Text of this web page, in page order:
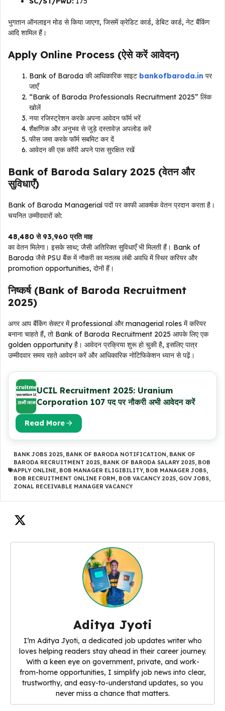
भुगतान ऑनलाइन मोड से किया जाएगा, जिसमें क्रेडिट कार्ड, डेबिट कार्ड, नेट बैंकिंग
आदि शामिल हैं।
Apply Online Process (ऐसे करें आवेदन)
Bank of Baroda की आधिकारिक साइट bankofbaroda.in पर
जाएँ
“Bank of Baroda Professionals Recruitment 2025” लिंक
खोलें
नया रजिस्ट्रेशन करके अपना आवेदन फॉर्म भरें
शैक्षणिक और अनुभव से जुड़े दस्तावेज़ अपलोड करें
फीस जमा करके फॉर्म सबमिट कर दें
आवेदन की एक कॉपी अपने पास सुरक्षित रखें
Bank of Baroda Salary 2025 (वेतन और
सुविधाएँ)
Bank of Baroda Managerial पदों पर काफी आकर्षक वेतन प्रदान करता है।
चयनित उम्मीदवारों को:
₹48,480 से ₹93,960 प्रति माह
का वेतन मिलेगा। इसके साथ; जैसी अतिरिक्त सुविधाएँ भी मिलती हैं। Bank of
Baroda जैसे PSU बैंक में नौकरी का मतलब लंबी अवधि में स्थिर करियर और
promotion opportunities, दोनों हैं।
निष्कर्ष (Bank of Baroda Recruitment
2025)
अगर आप बैंकिंग सेक्टर में professional और managerial roles में करियर
बनाना चाहते हैं, तो Bank of Baroda Recruitment 2025 आपके लिए एक
golden opportunity है। आवेदन प्रक्रिया शुरू हो चुकी है, इसलिए पात्र
उम्मीदवार समय रहते आवेदन करें और आधिकारिक नोटिफिकेशन ध्यान से पढ़ें।
UCIL Recruitment 2025: Uranium
Corporation 107 पद पर नौकरी अभी आवेदन करें
Read More
BANK JOBS 2025 BANK OF BARODA NOTIFICATION BANK OF
BARODA RECRUITMENT 2025 BANK OF BARODA SALARY 2025 BOB
APPLY ONLINE BOB MANAGER ELIGIBILITY, BOB MANAGER JOBS
BOB RECRUITMENT ONLINE FORM BOB VACANCY 2025 GOV JOBS
ZONAL RECEIVABLE MANAGER VACANCY
Aditya Jyoti
I’m Aditya Jyoti, a dedicated job updates writer who
loves helping readers stay ahead in their career journey.
With a keen eye on government, private, and work-
from-home opportunities, I simplify job news into clear,
trustworthy, and easy-to-understand updates, so you
never miss a chance that matters.